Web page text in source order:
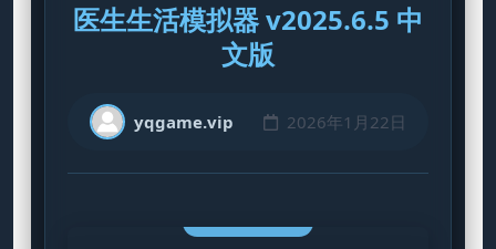
医生生活模拟器 v2025.6.5 中
文版
yqgame.vip 2026年1月22日